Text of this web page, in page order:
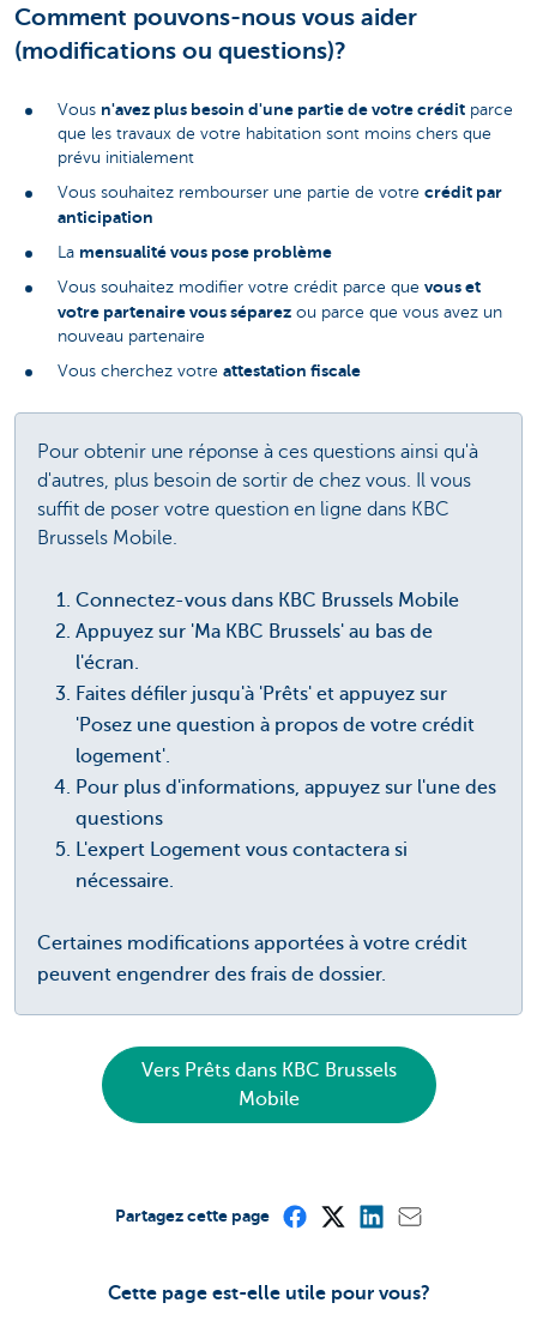
Comment pouvons-nous vous aider
(modifications ou questions)?
Vous n'avez plus besoin d'une partie de votre crédit parce
que les travaux de votre habitation sont moins chers que
prévu initialement
Vous souhaitez rembourser une partie de votre crédit par
anticipation
La mensualité vous pose problème
Vous souhaitez modifier votre crédit parce que vous et
votre partenaire vous séparez ou parce que vous avez un
nouveau partenaire
Vous cherchez votre attestation fiscale
Pour obtenir une réponse à ces questions ainsi qu'à
d'autres, plus besoin de sortir de chez vous. Il vous
suffit de poser votre question en ligne dans KBC
Brussels Mobile.
Connectez-vous dans KBC Brussels Mobile
Appuyez sur 'Ma KBC Brussels' au bas de
l'écran.
Faites défiler jusqu'à 'Prêts' et appuyez sur
'Posez une question à propos de votre crédit
logement'.
Pour plus d'informations, appuyez sur l'une des
questions
L'expert Logement vous contactera si
nécessaire.
Certaines modifications apportées à votre crédit
peuvent engendrer des frais de dossier.
Vers Prêts dans KBC Brussels
Mobile
Cette page est-elle utile pour vous?
Partagez cette page